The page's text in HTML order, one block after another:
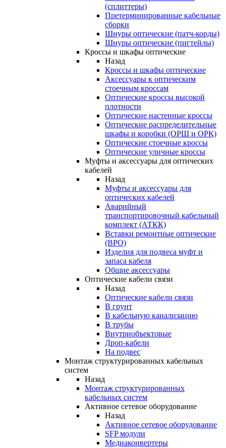
(сплиттеры)
Претерминированные кабельные
сборки
Шнуры оптические (патч-корды)
Шнуры оптические (пигтейлы)
Кроссы и шкафы оптические
Назад
Кроссы и шкафы оптические
Аксессуары к оптическим
стоечным кроссам
Оптические кроссы высокой
плотности
Оптические настенные кроссы
Оптические распределительные
шкафы и коробки (ОРШ и ОРК)
Оптические стоечные кроссы
Оптические уличные кроссы
Муфты и аксессуары для оптических
кабелей
Назад
Муфты и аксессуары для
оптических кабелей
Аварийный
транспортировочный кабельный
комплект (АТКК)
Вставки ремонтные оптические
(ВРО)
Изделия для подвеса муфт и
запаса кабеля
Общие аксессуары
Оптические кабели связи
Назад
Оптические кабели связи
В грунт
В кабельную канализацию
В трубы
Внутриобъектовые
Дроп-кабели
На подвес
Монтаж структурированных кабельных
систем
Назад
Монтаж структурированных
кабельных систем
Активное сетевое оборудование
Назад
Активное сетевое оборудование
SFP модули
Медиаконвертеры